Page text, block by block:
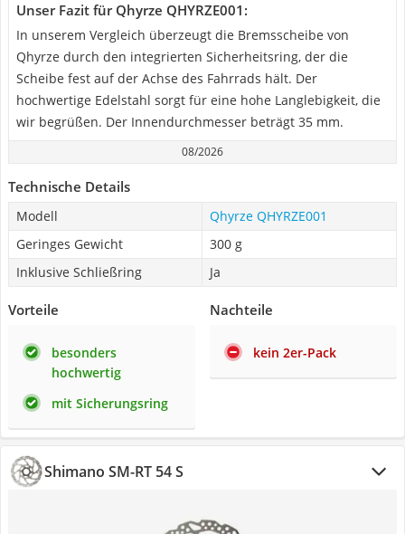
Unser Fazit für Qhyrze QHYRZE001:
In unserem Vergleich überzeugt die Bremsscheibe von
Qhyrze durch den integrierten Sicherheitsring, der die
Scheibe fest auf der Achse des Fahrrads hält. Der
hochwertige Edelstahl sorgt für eine hohe Langlebigkeit, die
wir begrüßen. Der Innendurchmesser beträgt 35 mm.
08/2026
Technische Details
Modell
Qhyrze QHYRZE001
Geringes Gewicht
300 g
Inklusive Schließring
Ja
Vorteile
besonders
hochwertig
mit Sicherungsring
Nachteile
kein 2er-Pack
Shimano SM-RT 54 S